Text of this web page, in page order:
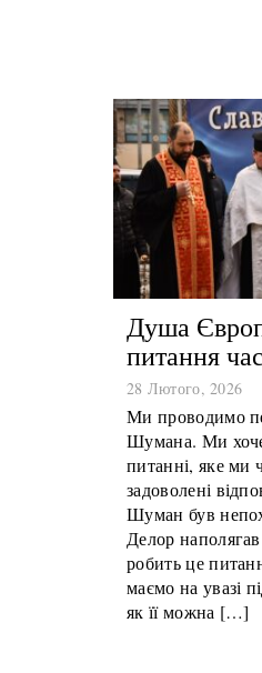
Душа
питання
28 Лютого, 2026
Ми проводимо
Шумана. Ми
питанні, яке ми
задоволені
Шуман був
Делор
робить це
маємо на увазі
як її можна […]